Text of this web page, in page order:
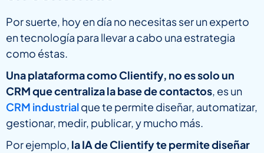
Por suerte, hoy en día no necesitas ser un experto
en tecnología para llevar a cabo una estrategia
como éstas.
Una plataforma como Clientify, no es solo un
CRM que centraliza la base de contactos, es un
CRM industrialque te permite diseñar, automatizar,
gestionar, medir, publicar, y mucho más.
Por ejemplo, la IA de Clientify te permite diseñar